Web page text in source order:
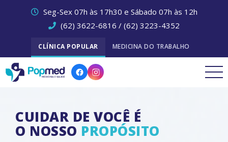
Seg-Sex 07h às 17h30 e Sábado 07h às 12h
(62) 3622-6816 / (62) 3223-4352
CLÍNICA POPULAR MEDICINA DO TRABALHO
CUIDAR DE VOCÊ É
O NOSSO PROPÓSITO